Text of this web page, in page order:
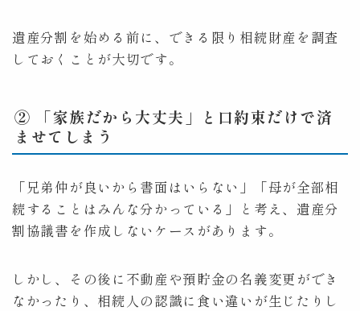
遺産分割を始める前に、できる限り相続財産を調査
しておくことが大切です。
② 「家族だから大丈夫」と口約束だけで済
ませてしまう
「兄弟仲が良いから書面はいらない」「母が全部相
続することはみんな分かっている」と考え、遺産分
割協議書を作成しないケースがあります。
しかし、その後に不動産や預貯金の名義変更ができ
なかったり、相続人の認識に食い違いが生じたりし